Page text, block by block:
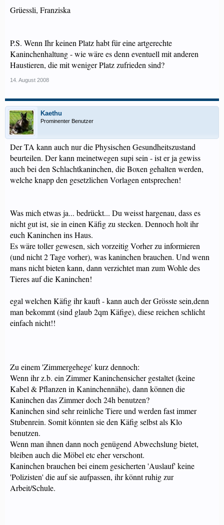
Gitter zu landen. Ebenso müssen getrennte Futterplätze und Toiletten Platz im
kommen. Ideal wäre es für alle Kaninchen, wenn sie einfach Tag und Nacht frei
in der ganzen Wohnung, oder zumindest in einem eigenen Zimmer,
umherhoppeln könnten. Leider ist das nicht immer realisierbar, große
Wohnungsgehege sind eine Alternative für dauerhaften Freilauf.
Grüessli, Franziska
P.S. Wenn Ihr keinen Platz habt für eine artgerechte
Kaninchenhaltung - wie wäre es denn eventuell mit anderen
Haustieren, die mit weniger Platz zufrieden sind?
14. August 2008
Kaethu
Prominenter Benutzer
Der TA kann auch nur die Physischen Gesundheitszustand
beurteilen. Der kann meinetwegen supi sein - ist er ja gewiss
auch bei den Schlachtkaninchen, die Boxen gehalten werden,
welche knapp den gesetzlichen Vorlagen entsprechen!
Was mich etwas ja... bedrückt... Du weisst hargenau, dass es
nicht gut ist, sie in einen Käfig zu stecken. Dennoch holt ihr
euch Kaninchen ins Haus.
Es wäre toller gewesen, sich vorzeitig Vorher zu informieren
(und nicht 2 Tage vorher), was kaninchen brauchen. Und wenn
mans nicht bieten kann, dann verzichtet man zum Wohle des
Tieres auf die Kaninchen!
egal welchen Käfig ihr kauft - kann auch der Grösste sein,denn
man bekommt (sind glaub 2qm Käfige), diese reichen schlicht
einfach nicht!!
Zu einem 'Zimmergehege' kurz dennoch:
Wenn ihr z.b. ein Zimmer Kaninchensicher gestaltet (keine
Kabel & Pflanzen in Kaninchennähe), dann können die
Kaninchen das Zimmer doch 24h benutzen?
Kaninchen sind sehr reinliche Tiere und werden fast immer
Stubenrein. Somit könnten sie den Käfig selbst als Klo
benutzen.
Wenn man ihnen dann noch genügend Abwechslung bietet,
bleiben auch die Möbel etc eher verschont.
Kaninchen brauchen bei einem gesicherten 'Auslauf' keine
'Polizisten' die auf sie aufpassen, ihr könnt ruhig zur
Arbeit/Schule.